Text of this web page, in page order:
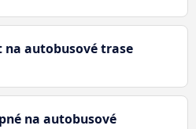
na autobusové trase
na autobusové